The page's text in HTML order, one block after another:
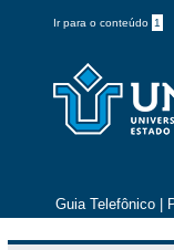
Ir para o conteúdo 1
Guia Telefônico